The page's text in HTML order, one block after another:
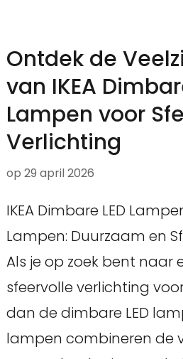
Ontdek de
van IKEA
Lampen voor
Verlichting
op 29 april 2026
IKEA Dimbare LED
Lampen: Duurzaam en
Als je op zoek bent naar
sfeervolle verlichting
dan de dimbare LED
lampen combineren de